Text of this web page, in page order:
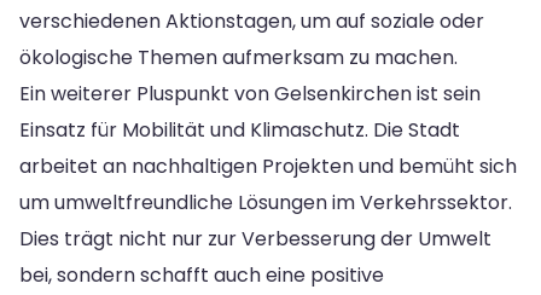
verschiedenen Aktionstagen, um auf soziale oder
ökologische Themen aufmerksam zu machen.
Ein weiterer Pluspunkt von Gelsenkirchen ist sein
Einsatz für Mobilität und Klimaschutz. Die Stadt
arbeitet an nachhaltigen Projekten und bemüht sich
um umweltfreundliche Lösungen im Verkehrssektor.
Dies trägt nicht nur zur Verbesserung der Umwelt
bei, sondern schafft auch eine positive